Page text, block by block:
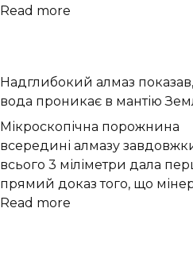
Read more
бійців:
волонтери
з
Поділля
щодня
стають
Надглибокий алмаз
вода проникає в мантію
Мікроскопічна порожнина
всередині алмазу
всього 3 міліметри дала
прямий доказ того, що
Read more